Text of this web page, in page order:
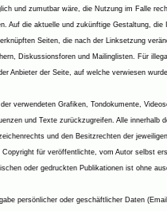
und zumutbar wäre, die Nutzung im Falle
Auf die aktuelle und zukünftige Gestaltung,
Seiten, die nach der Linksetzung
Diskussionsforen und Mailinglisten. Für
Anbieter der Seite, auf welche verwiesen
verwendeten Grafiken, Tondokumente,
und Texte zurückzugreifen. Alle
und den Besitzrechten der
für veröffentlichte, vom Autor selbst
oder gedruckten Publikationen ist ohne
persönlicher oder geschäftlicher Daten